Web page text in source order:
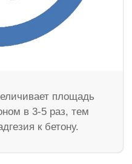
площадь
в 3-5 раз, тем
к бетону.